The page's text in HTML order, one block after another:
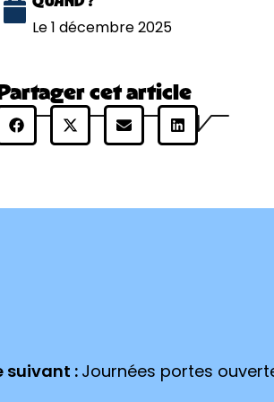
Le 1 décembre 2025
cet article
suivant : Journées portes